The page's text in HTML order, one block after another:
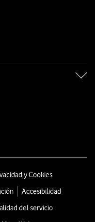
y Cookies
Accesibilidad
del servicio